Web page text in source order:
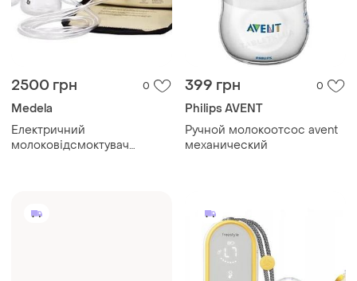
2500 грн 0
Medela
Електричний
молоковідсмоктувач
399 грн 0
​Philips AVENT
Ручной молокоотсос avent
механический